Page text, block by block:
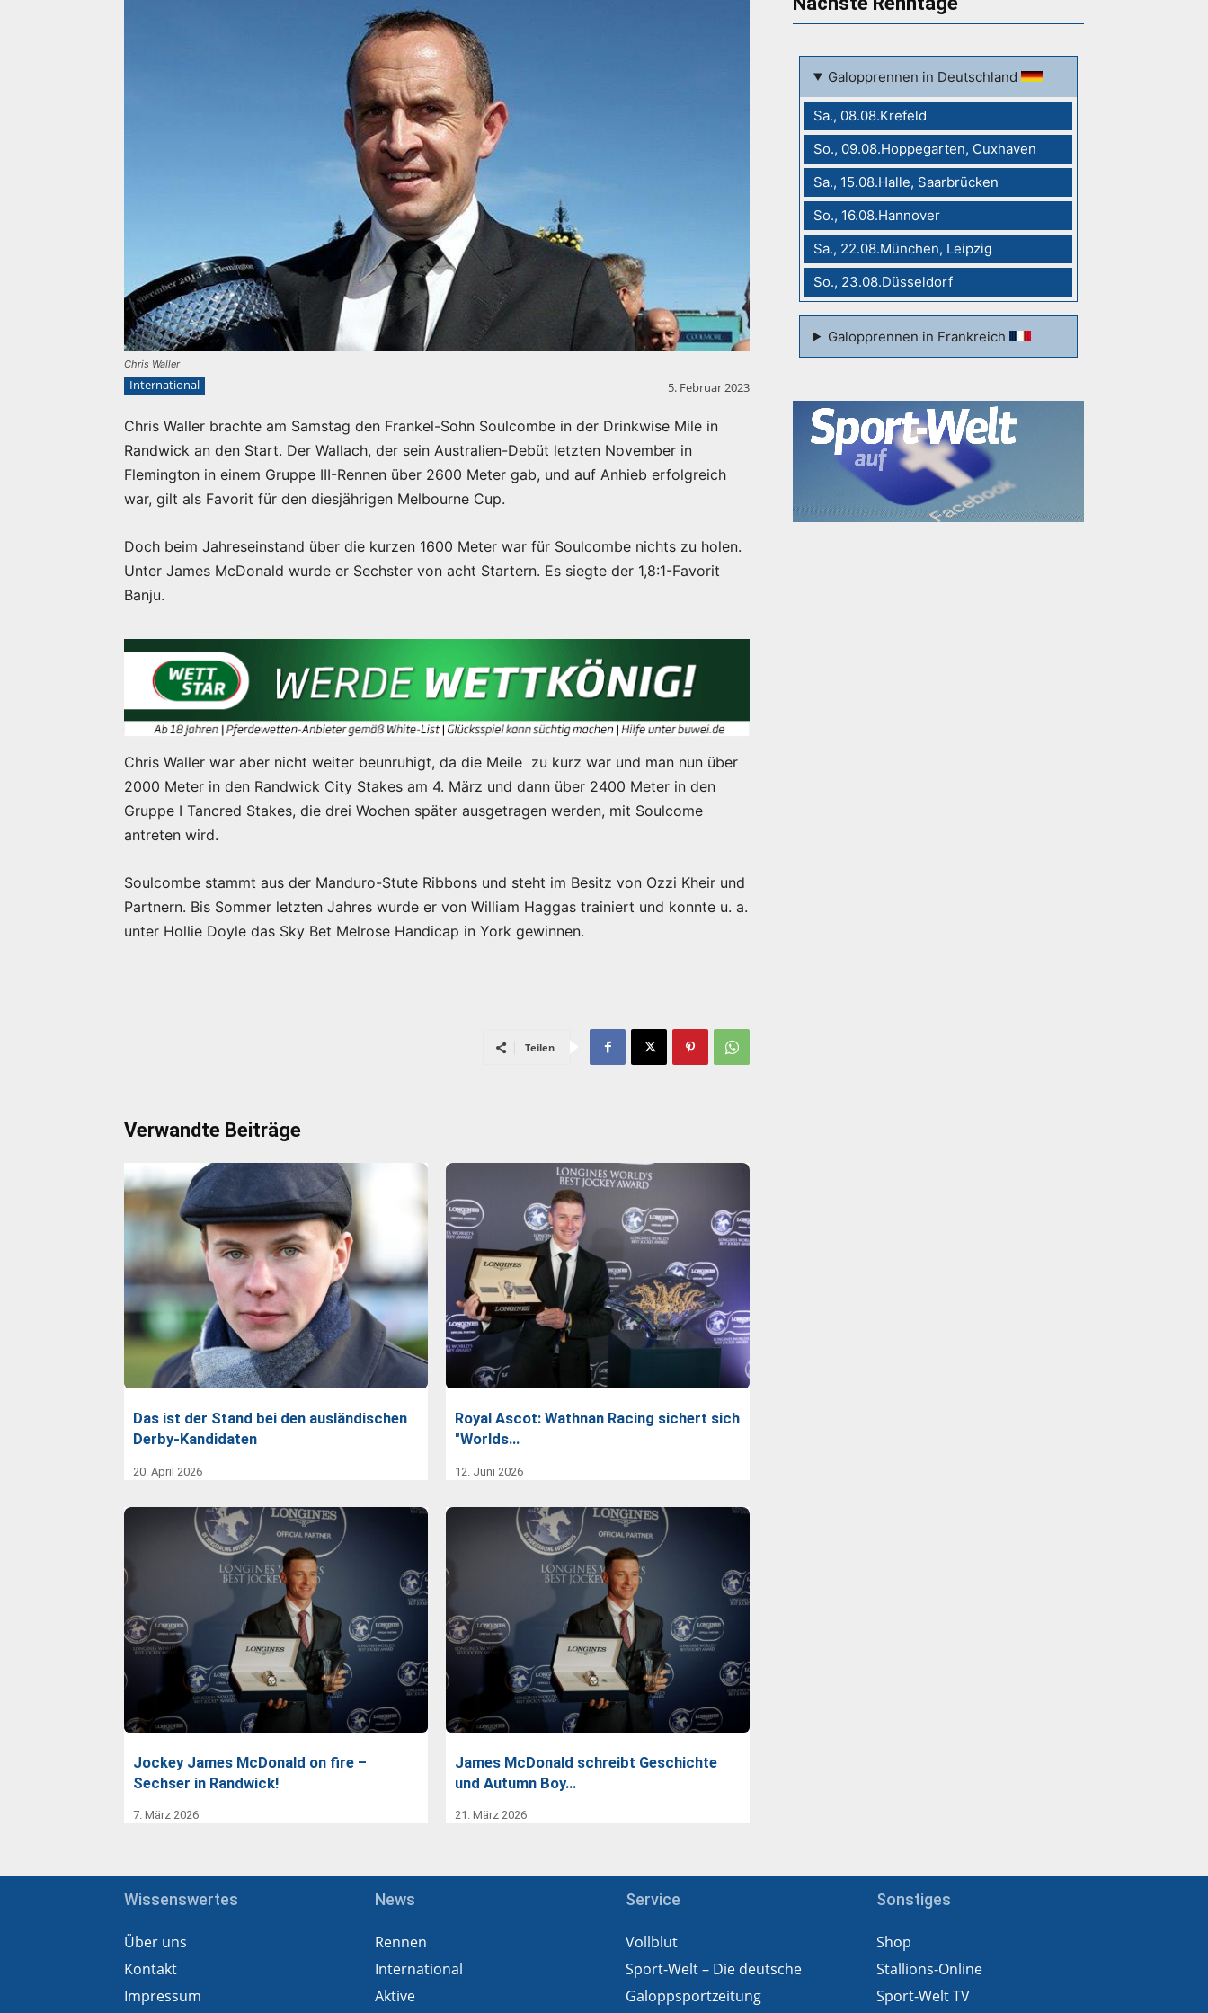
Chris Waller
International 5. Februar 2023
Chris Waller brachte am Samstag den Frankel-Sohn Soulcombe in der Drinkwise Mile in
Randwick an den Start. Der Wallach, der sein Australien-Debüt letzten November in
Flemington in einem Gruppe III-Rennen über 2600 Meter gab, und auf Anhieb erfolgreich
war, gilt als Favorit für den diesjährigen Melbourne Cup.
Doch beim Jahreseinstand über die kurzen 1600 Meter war für Soulcombe nichts zu holen.
Unter James McDonald wurde er Sechster von acht Startern. Es siegte der 1,8:1-Favorit
Banju.
Chris Waller war aber nicht weiter beunruhigt, da die Meile zu kurz war und man nun über
2000 Meter in den Randwick City Stakes am 4. März und dann über 2400 Meter in den
Gruppe I Tancred Stakes, die drei Wochen später ausgetragen werden, mit Soulcome
antreten wird.
Soulcombe stammt aus der Manduro-Stute Ribbons und steht im Besitz von Ozzi Kheir und
Partnern. Bis Sommer letzten Jahres wurde er von William Haggas trainiert und konnte u. a.
unter Hollie Doyle das Sky Bet Melrose Handicap in York gewinnen.
Teilen
Verwandte Beiträge
Das ist der Stand bei den ausländischen
Derby-Kandidaten
20. April 2026
Royal Ascot: Wathnan Racing sichert sich
"Worlds…
12. Juni 2026
Jockey James McDonald on fire –
Sechser in Randwick!
7. März 2026
James McDonald schreibt Geschichte
und Autumn Boy…
21. März 2026
Galopprennen in Deutschland
Sa., 08.08.Krefeld
So., 09.08.Hoppegarten, Cuxhaven
Sa., 15.08.Halle, Saarbrücken
So., 16.08.Hannover
Sa., 22.08.München, Leipzig
So., 23.08.Düsseldorf
Galopprennen in Frankreich
Wissenswertes
Über uns
Kontakt
Impressum
News
Rennen
International
Aktive
Service
Vollblut
Sport-Welt – Die deutsche
Galoppsportzeitung
Sonstiges
Shop
Stallions-Online
Sport-Welt TV